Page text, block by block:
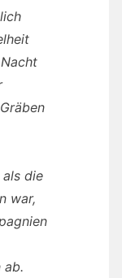
als die
war,
ab.